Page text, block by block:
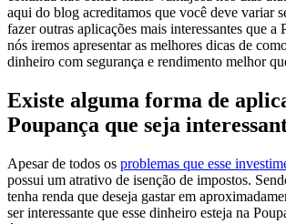
aqui do blog acreditamos que você deve variar
fazer outras aplicações mais interessantes que a
nós iremos apresentar as melhores dicas de
dinheiro com segurança e rendimento melhor
Existe alguma forma de
Poupança que seja
Apesar de todos os problemas que esse
possui um atrativo de isenção de impostos.
tenha renda que deseja gastar em
ser interessante que esse dinheiro esteja na